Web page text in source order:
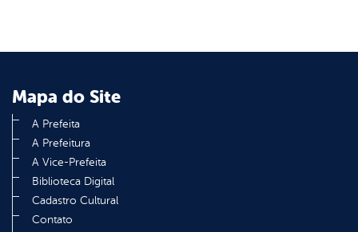
Mapa do Site
A Prefeita
A Prefeitura
A Vice-Prefeita
Biblioteca Digital
Cadastro Cultural
Contato